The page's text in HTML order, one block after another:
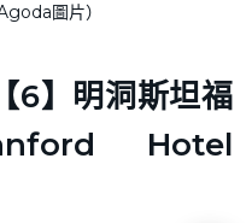
圖片）
6】明洞斯坦福
Hotel